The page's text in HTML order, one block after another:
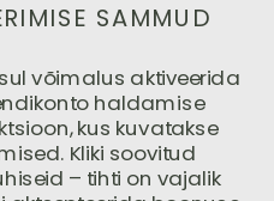
SAMMUD
võimalus aktiveerida
haldamise
kus kuvatakse
Kliki soovitud
– tihti on vajalik